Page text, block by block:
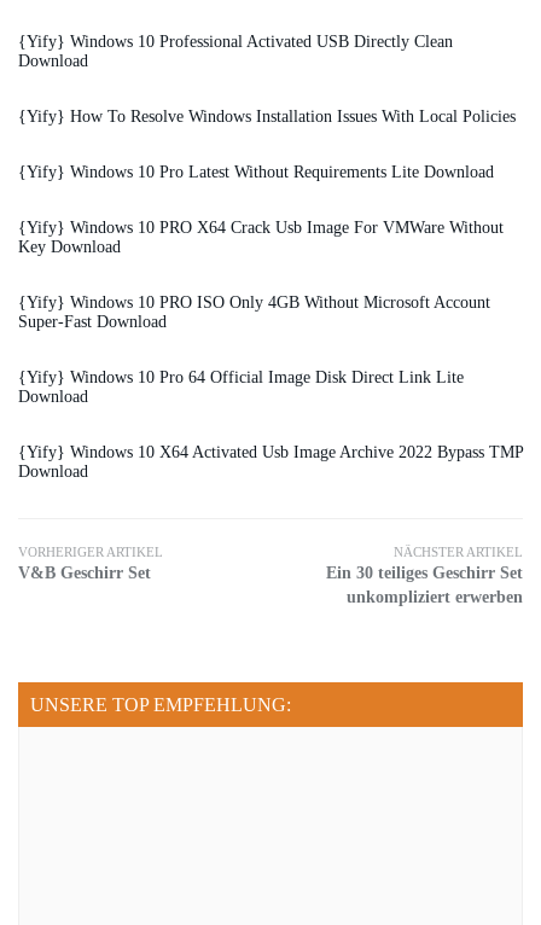
{Yify} Windows 10 Professional Activated USB Directly Clean
Download
{Yify} How To Resolve Windows Installation Issues With Local Policies
{Yify} Windows 10 Pro Latest Without Requirements Lite Download
{Yify} Windows 10 PRO X64 Crack Usb Image For VMWare Without
Key Download
{Yify} Windows 10 PRO ISO Only 4GB Without Microsoft Account
Super-Fast Download
{Yify} Windows 10 Pro 64 Official Image Disk Direct Link Lite
Download
{Yify} Windows 10 X64 Activated Usb Image Archive 2022 Bypass TMP
Download
VORHERIGER ARTIKEL
V&B Geschirr Set
NÄCHSTER ARTIKEL
Ein 30 teiliges Geschirr Set
unkompliziert erwerben
UNSERE TOP EMPFEHLUNG: